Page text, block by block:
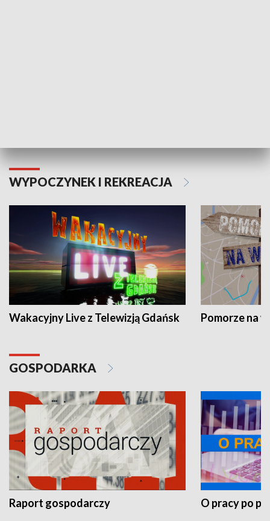
WYPOCZYNEK I REKREACJA
Wakacyjny Live z Telewizją Gdańsk Pomorze na
GOSPODARKA
Raport gospodarczy O pracy po